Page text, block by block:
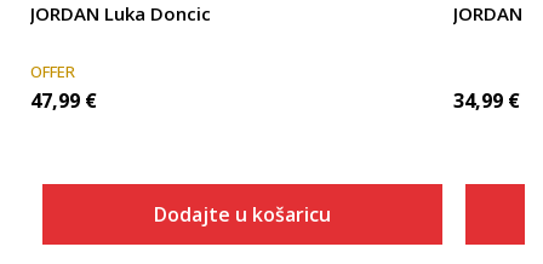
JORDAN Luka Doncic
OFFER
47,99 €
Dodajte u košaricu
JORDAN
34,99 €